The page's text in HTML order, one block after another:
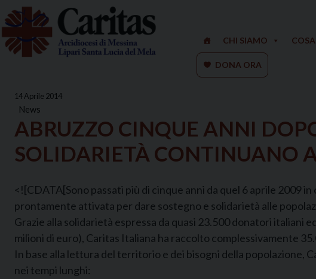
Skip
to
content
CHI SIAMO
DONA ORA
14 Aprile 2014
News
ABRUZZO CINQUE ANNI
SOLIDARIETÀ CONTINUANO
<![CDATA[Sono passati più di cinque anni da quel 6 aprile 2009
prontamente attivata per dare sostegno e solidarietà alle
Grazie alla solidarietà espressa da quasi 23.500 donatori italiani
milioni di euro), Caritas Italiana ha raccolto complessivamente
In base alla lettura del territorio e dei bisogni della popolazione,
nei tempi lunghi: